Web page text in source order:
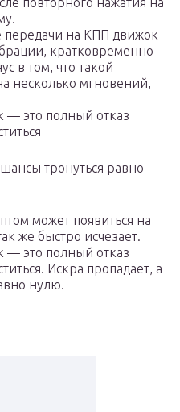
передачи на КПП движок
кратковременно
в том, что такой
несколько мгновений,
это полный отказ
тронуться равно
может появиться на
же быстро исчезает.
это полный отказ
Искра пропадает, а
нулю.